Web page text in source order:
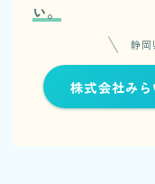
い。
静岡
株式会社み